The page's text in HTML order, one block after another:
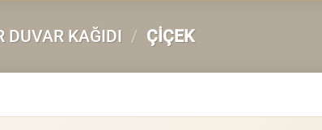
DUVAR KAĞIDI / ÇIÇEK